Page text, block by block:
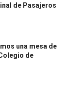
de Pasajeros
una mesa de
de